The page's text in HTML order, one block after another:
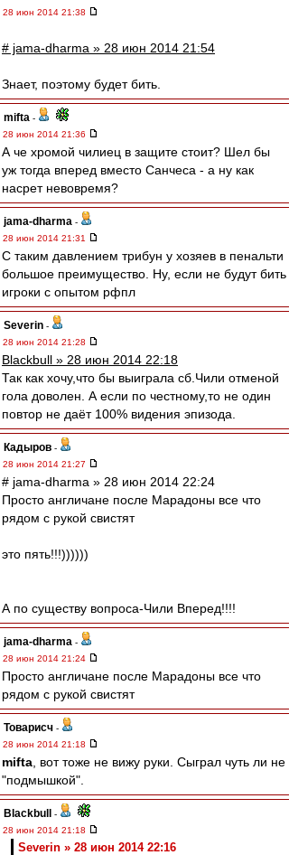
28 июн 2014 21:38
# jama-dharma » 28 июн 2014 21:54
Знает, поэтому будет бить.
mifta -
28 июн 2014 21:36
А че хромой чилиец в защите стоит? Шел бы
уж тогда вперед вместо Санчеса - а ну как
насрет невовремя?
jama-dharma -
28 июн 2014 21:31
С таким давлением трибун у хозяев в пенальти
большое преимущество. Ну, если не будут бить
игроки с опытом рфпл
Severin -
28 июн 2014 21:28
Blackbull » 28 июн 2014 22:18
Так как хочу,что бы выиграла сб.Чили отменой
гола доволен. А если по честному,то не один
повтор не даёт 100% видения эпизода.
Кадыров -
28 июн 2014 21:27
# jama-dharma » 28 июн 2014 22:24
Просто англичане после Марадоны все что
рядом с рукой свистят
это пять!!!))))))
А по существу вопроса-Чили Вперед!!!!
jama-dharma -
28 июн 2014 21:24
Просто англичане после Марадоны все что
рядом с рукой свистят
Товарисч -
28 июн 2014 21:18
mifta , вот тоже не вижу руки. Сыграл чуть ли не
"подмышкой".
Blackbull
-
28 июн 2014 21:18
Severin » 28 июн 2014 22:16